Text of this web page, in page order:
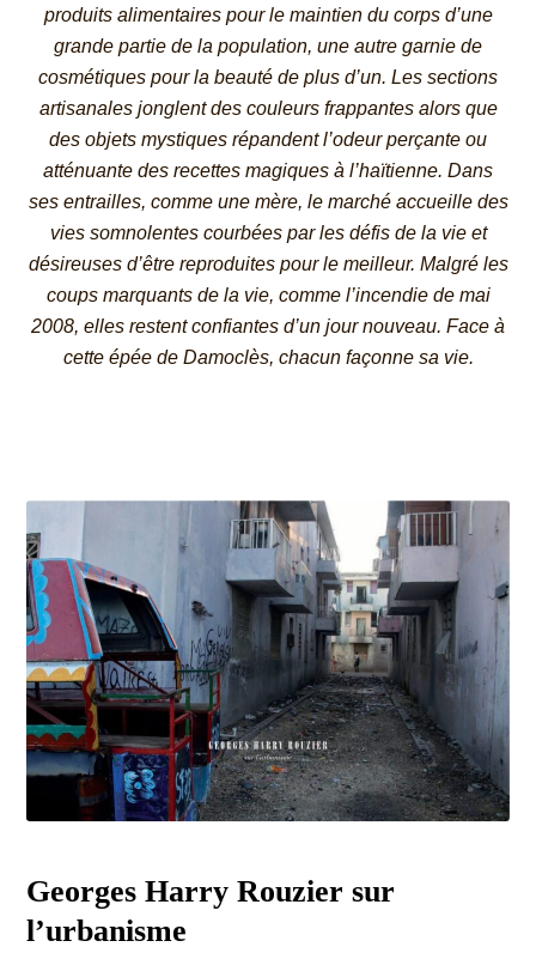
produits alimentaires pour le maintien du corps d’une
grande partie de la population, une autre garnie de
cosmétiques pour la beauté de plus d’un. Les sections
artisanales jonglent des couleurs frappantes alors que
des objets mystiques répandent l’odeur perçante ou
atténuante des recettes magiques à l’haïtienne. Dans
ses entrailles, comme une mère, le marché accueille des
vies somnolentes courbées par les défis de la vie et
désireuses d’être reproduites pour le meilleur. Malgré les
coups marquants de la vie, comme l’incendie de mai
2008, elles restent confiantes d’un jour nouveau. Face à
cette épée de Damoclès, chacun façonne sa vie.
Georges Harry Rouziersur
l’urbanisme